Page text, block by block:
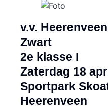
v.v.
Zwart
2e klasse I
Zaterdag 18
Sportpark
Heerenveen